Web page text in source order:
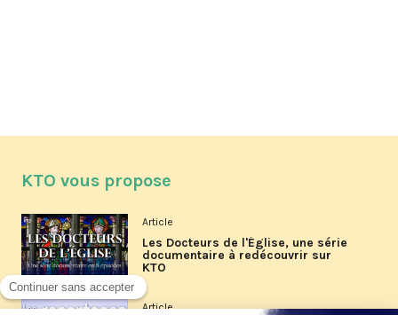
KTO vous propose
Article
Les Docteurs de l'Église, une série
documentaire à redécouvrir sur
KTO
Article